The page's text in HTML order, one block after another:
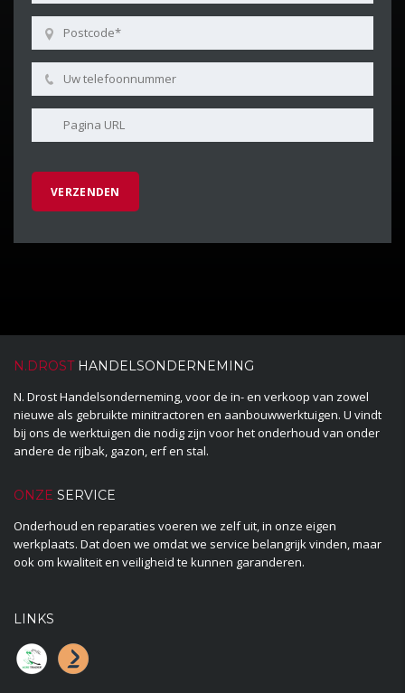
N.DROSTHANDELSONDERNEMING
N. Drost Handelsonderneming, voor de in- en verkoop van zowel
nieuwe als gebruikte minitractoren en aanbouwwerktuigen. U vindt
bij ons de werktuigen die nodig zijn voor het onderhoud van onder
andere de rijbak, gazon, erf en stal.
ONZE SERVICE
Onderhoud en reparaties voeren we zelf uit, in onze eigen
werkplaats. Dat doen we omdat we service belangrijk vinden, maar
ook om kwaliteit en veiligheid te kunnen garanderen.
LINKS